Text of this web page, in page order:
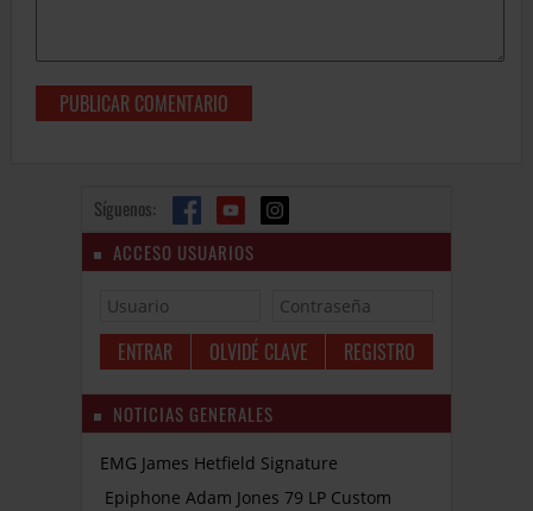
Síguenos:
ACCESO USUARIOS
OLVIDÉ CLAVE REGISTRO
NOTICIAS GENERALES
EMG James Hetfield Signature
Epiphone Adam Jones 79 LP Custom